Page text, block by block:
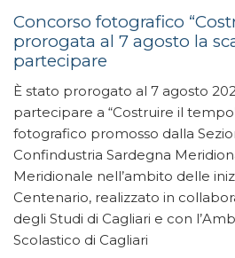
Concorso fotografico
prorogata al 7 agosto la
partecipare
È stato prorogato al 7 agosto
partecipare a “Costruire il
fotografico promosso dalla
Confindustria Sardegna
Meridionale nell’ambito delle
Centenario, realizzato in
degli Studi di Cagliari e con
Scolastico di Cagliari